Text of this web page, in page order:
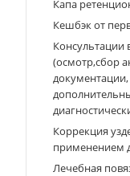
Капа
Кешбэк от
Консультации
(осмотр,сбор
Коррекция
применением
Лечебная